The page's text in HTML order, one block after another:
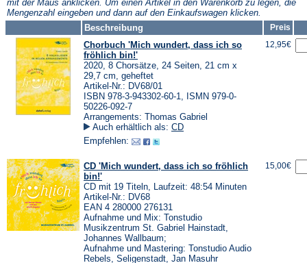
mit der Maus anklicken. Um einen Artikel in den Warenkorb zu legen, die
Mengenzahl eingeben und dann auf den Einkaufswagen klicken.
Beschreibung
Preis
Chorbuch 'Mich wundert, dass ich so
fröhlich bin!'
2020, 8 Chorsätze, 24 Seiten, 21 cm x
29,7 cm, geheftet
Artikel-Nr.: DV68/01
ISBN 978-3-943302-60-1, ISMN 979-0-
50226-092-7
Arrangements: Thomas Gabriel
Auch erhältlich als: CD
Empfehlen:
12,95€
CD 'Mich wundert, dass ich so fröhlich
bin!'
CD mit 19 Titeln, Laufzeit: 48:54 Minuten
Artikel-Nr.: DV68
EAN 4 280000 276131
Aufnahme und Mix: Tonstudio
Musikzentrum St. Gabriel Hainstadt,
Johannes Wallbaum;
Aufnahme und Mastering: Tonstudio Audio
Rebels, Seligenstadt, Jan Masuhr
15,00€